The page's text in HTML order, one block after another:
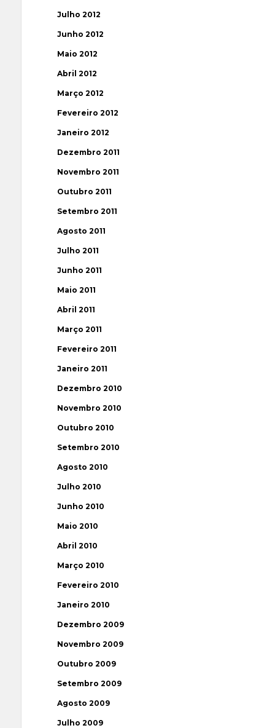
Julho 2012
Junho 2012
Maio 2012
Abril 2012
Março 2012
Fevereiro 2012
Janeiro 2012
Dezembro 2011
Novembro 2011
Outubro 2011
Setembro 2011
Agosto 2011
Julho 2011
Junho 2011
Maio 2011
Abril 2011
Março 2011
Fevereiro 2011
Janeiro 2011
Dezembro 2010
Novembro 2010
Outubro 2010
Setembro 2010
Agosto 2010
Julho 2010
Junho 2010
Maio 2010
Abril 2010
Março 2010
Fevereiro 2010
Janeiro 2010
Dezembro 2009
Novembro 2009
Outubro 2009
Setembro 2009
Agosto 2009
Julho 2009